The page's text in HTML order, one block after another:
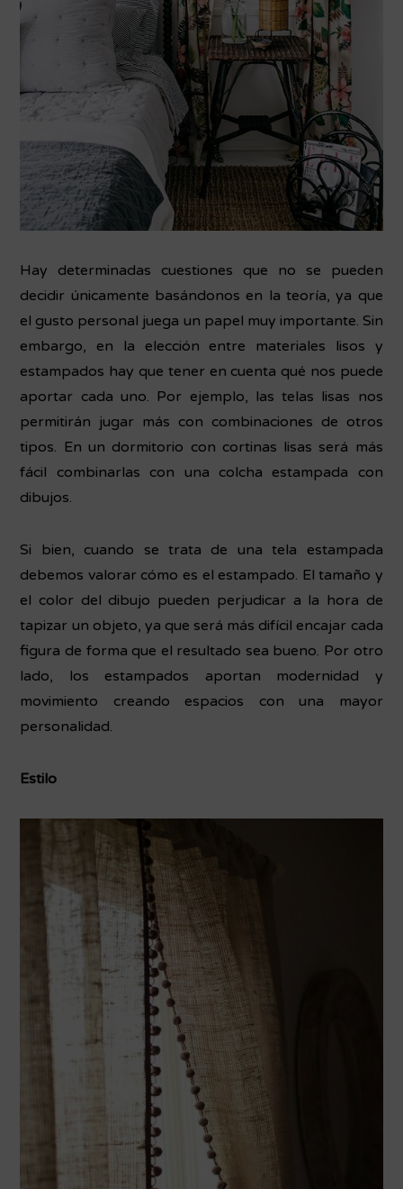
Hay determinadas cuestiones que no se pueden
decidir únicamente basándonos en la teoría, ya que
el gusto personal juega un papel muy importante. Sin
embargo, en la elección entre materiales lisos y
estampados hay que tener en cuenta qué nos puede
aportar cada uno. Por ejemplo, las telas lisas nos
permitirán jugar más con combinaciones de otros
tipos. En un dormitorio con cortinas lisas será más
fácil combinarlas con una colcha estampada con
dibujos.
Si bien, cuando se trata de una tela estampada
debemos valorar cómo es el estampado. El tamaño y
el color del dibujo pueden perjudicar a la hora de
tapizar un objeto, ya que será más difícil encajar cada
figura de forma que el resultado sea bueno. Por otro
lado, los estampados aportan modernidad y
movimiento creando espacios con una mayor
personalidad.
Estilo